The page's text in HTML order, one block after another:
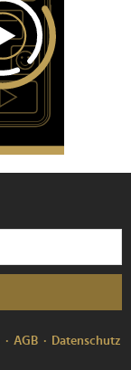
AGB
Datenschutz